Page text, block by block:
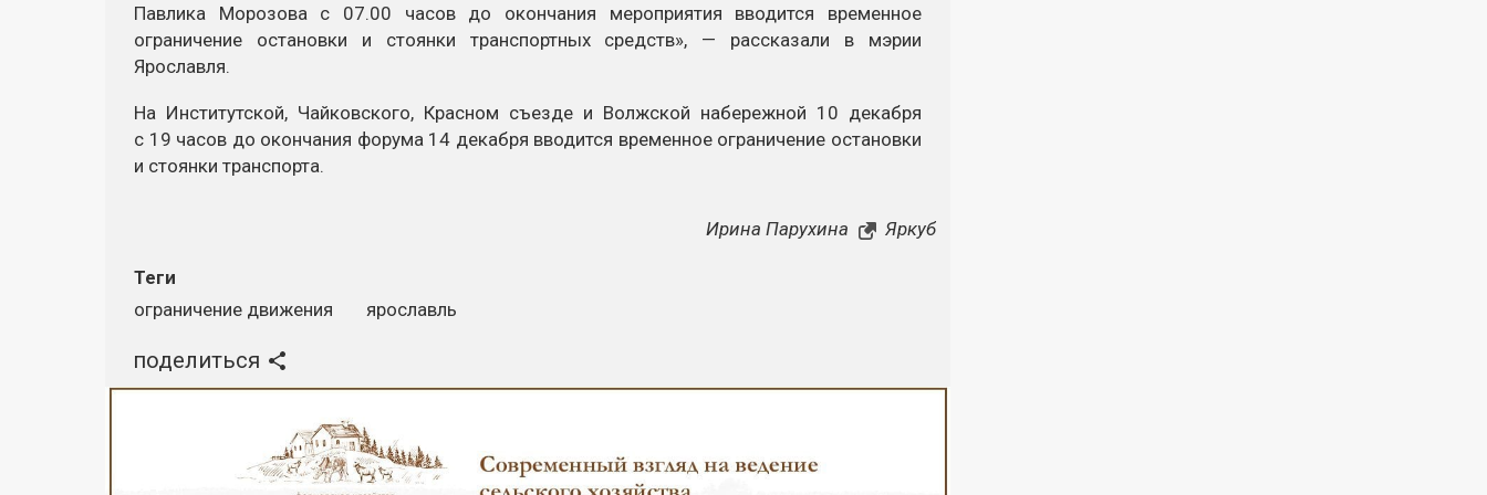
Павлика Морозова с 07.00 часов до окончания мероприятия вводится временное
ограничение остановки и стоянки транспортных средств», — рассказали в мэрии
Ярославля.
На Институтской, Чайковского, Красном съезде и Волжской набережной 10 декабря
с 19 часов до окончания форума 14 декабря вводится временное ограничение остановки
и стоянки транспорта.
Ирина Парухина Яркуб
Теги
ограничение движения
ярославль
поделиться